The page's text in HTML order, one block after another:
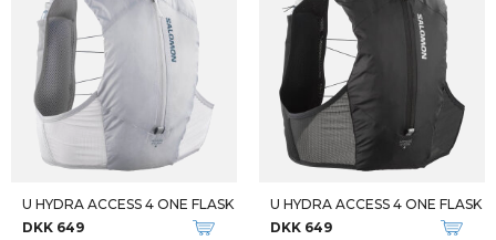
U HYDRA ACCESS 4 ONE FLASK
DKK 649
U HYDRA ACCESS 4 ONE FLASK
DKK 649